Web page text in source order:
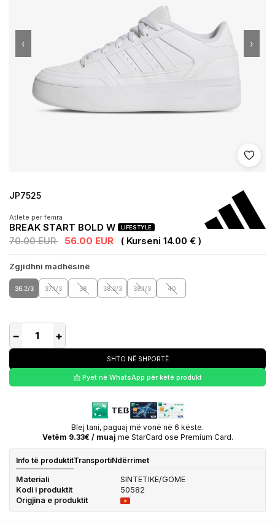
Shto
‹ ›
JP7525
Atlete per femra
BREAK START BOLD W LIFESTYLE
70.00 EUR 56.00 EUR ( Kurseni 14.00 € )
Zgjidhni madhësinë
36.2/3 37.1/3 38 38.2/3 39.1/3 40
− +
SHTO NË SHPORTË
📩 Pyet në WhatsApp për këtë produkt
Blej tani, paguaj më vonë në 6 këste.
Vetëm 9.33€ / muaj me StarCard ose Premium Card.
Info të produktitTransportiNdërrimet
Materiali
SINTETIKE/GOME
Kodi i produktit
50582
Origjina e produktit